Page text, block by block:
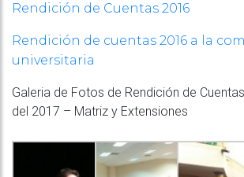
Rendición de Cuentas 2016
Rendición de cuentas 2016 a la
universitaria
Galeria de Fotos de Rendición de
del 2017 – Matriz y Extensiones